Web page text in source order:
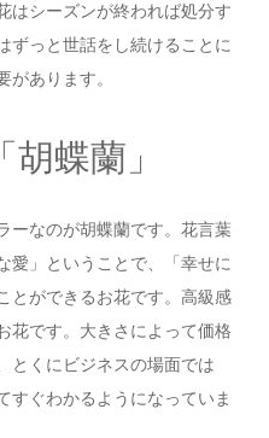
はシーズンが終われば処分す
ずっと世話をし続けることに
があります。
蝶蘭」
ーなのが胡蝶蘭です。花言葉
愛」ということで、「幸せに
とができるお花です。高級感
花です。大きさによって価格
とくにビジネスの場面では
すぐわかるようになっていま